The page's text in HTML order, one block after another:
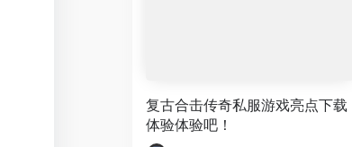
复古合击传奇私服游戏亮点下载
体验体验吧！